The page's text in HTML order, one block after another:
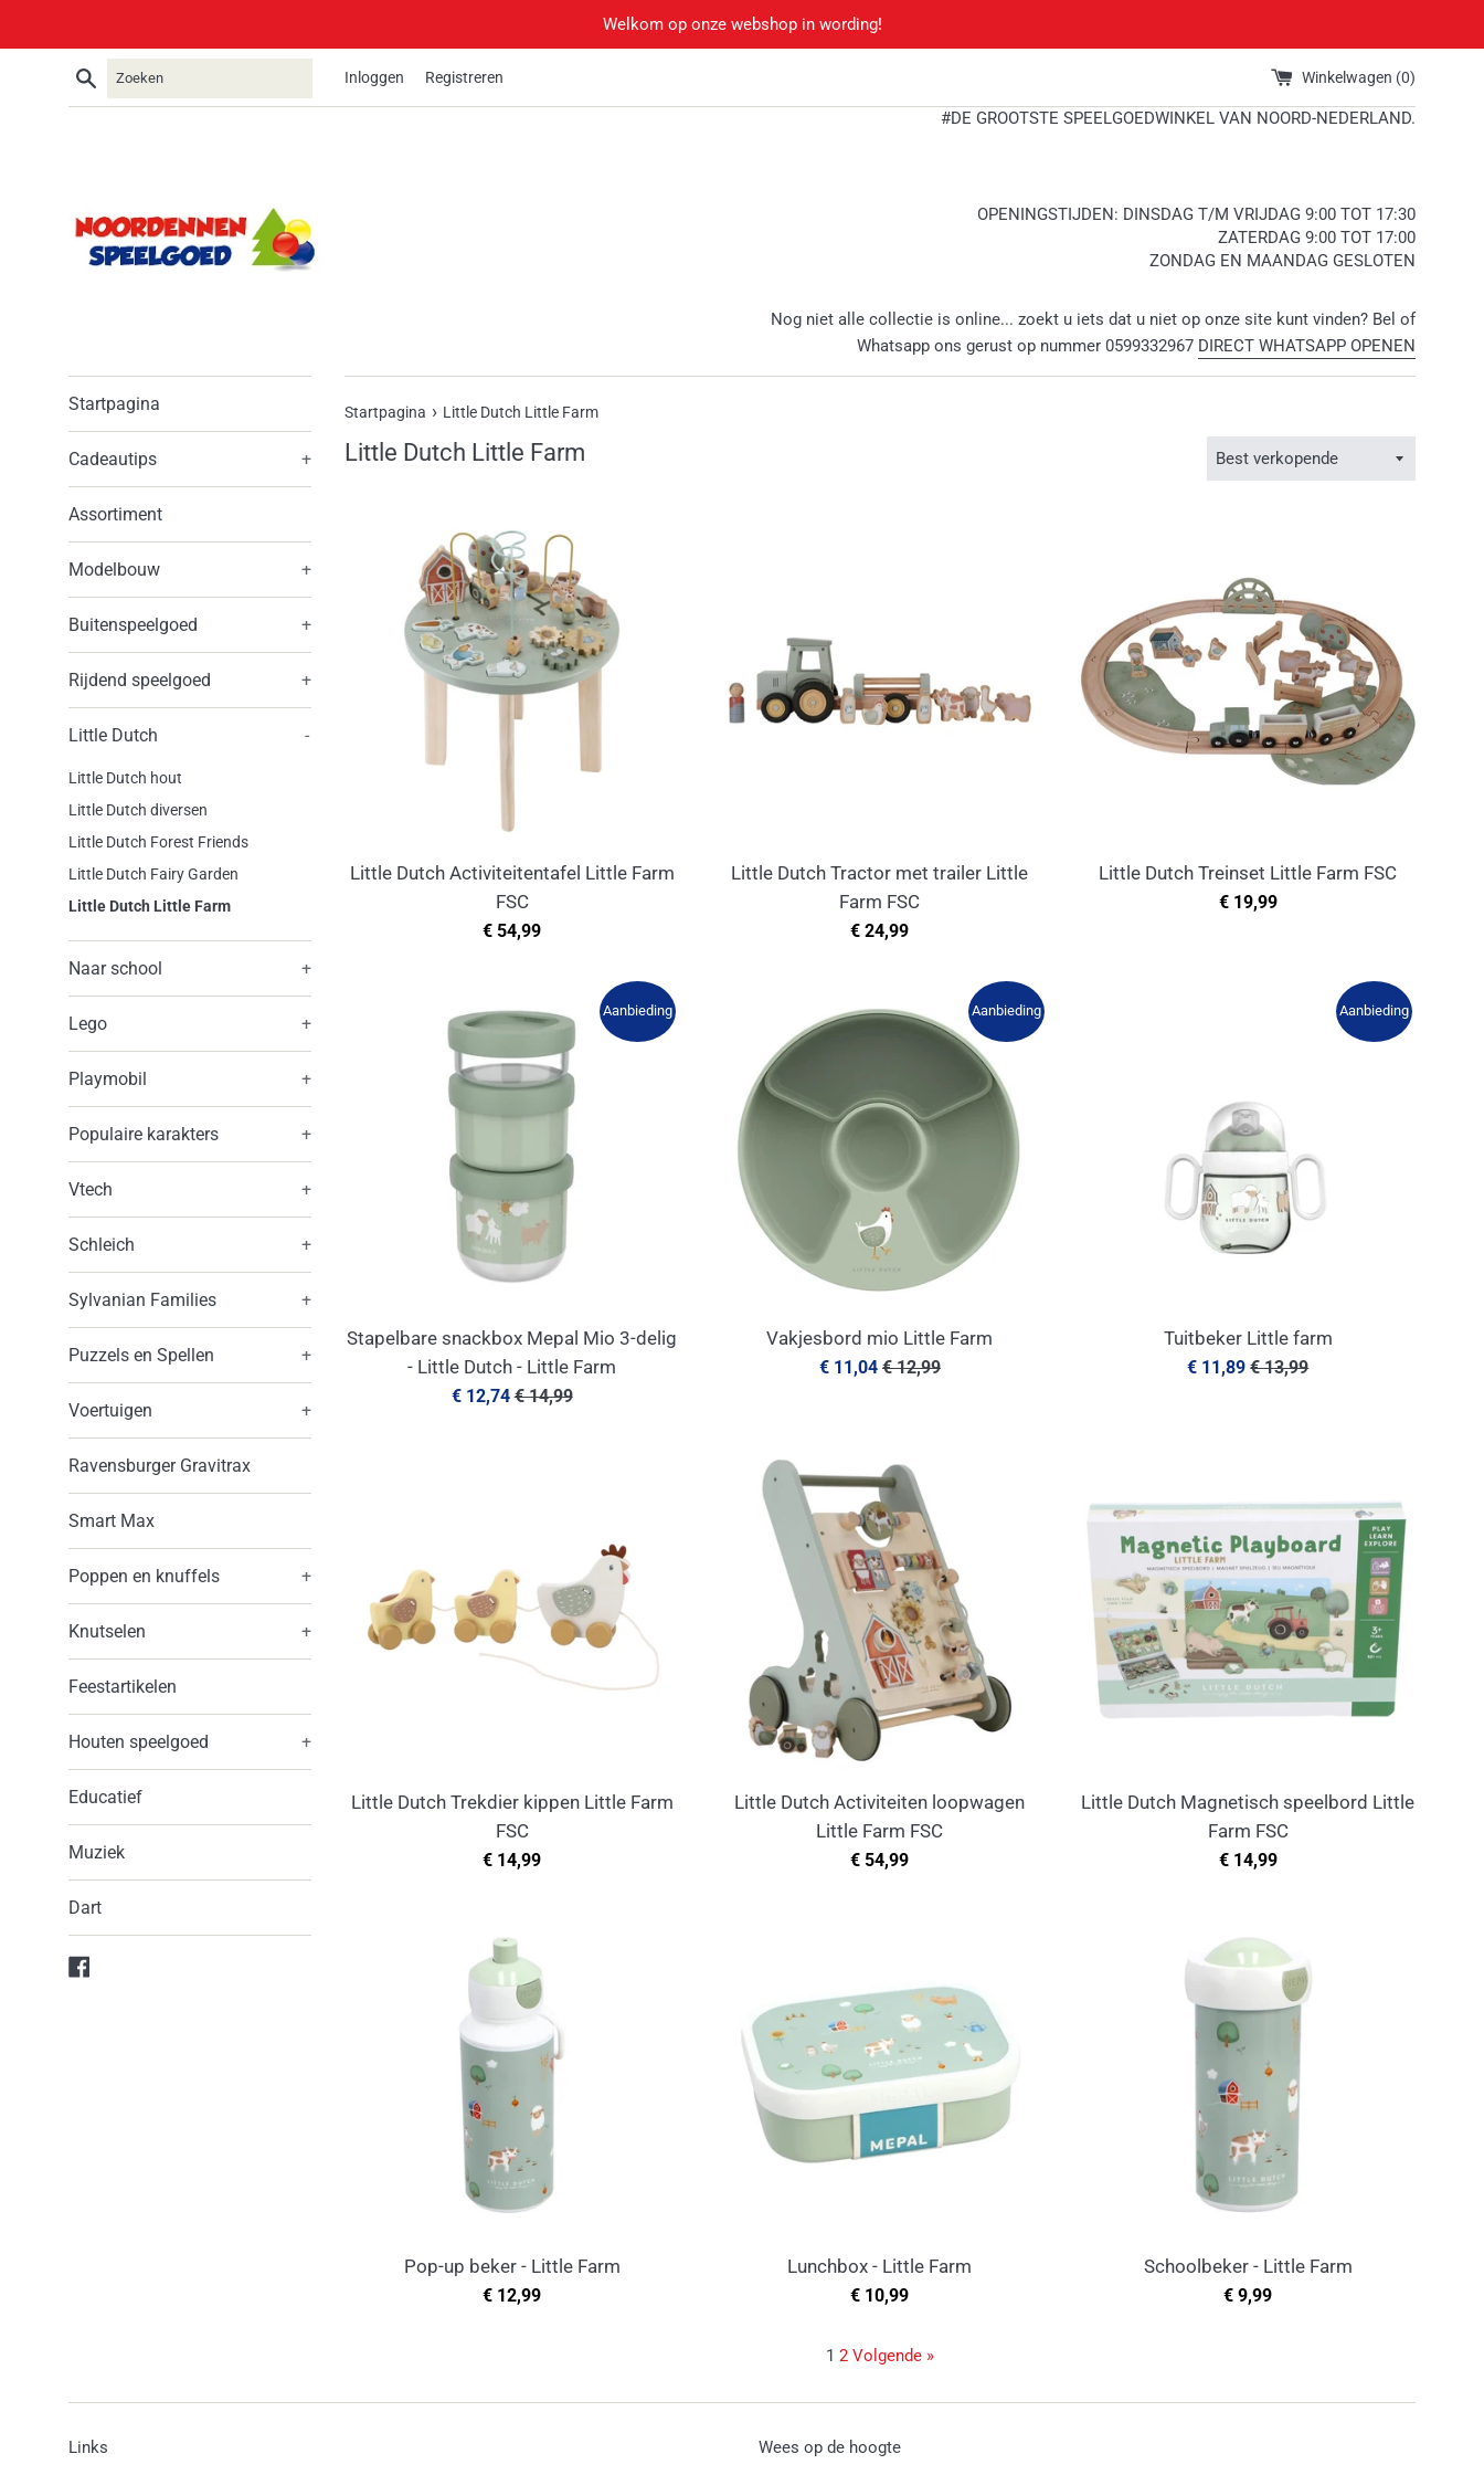
Welkom op onze webshop in wording!
Zoeken Inloggen Registreren Winkelwagen (0)
#DE GROOTSTE SPEELGOEDWINKEL VAN NOORD-NEDERLAND.
OPENINGSTIJDEN: DINSDAG T/M VRIJDAG 9:00 TOT 17:30
ZATERDAG 9:00 TOT 17:00
ZONDAG EN MAANDAG GESLOTEN
Nog niet alle collectie is online... zoekt u iets dat u niet op onze site kunt vinden? Bel of
Whatsapp ons gerust op nummer 0599332967 DIRECT WHATSAPP OPENEN
Startpagina
Cadeautips +
Assortiment
Modelbouw +
Buitenspeelgoed +
Rijdend speelgoed +
Little Dutch -
Little Dutch hout
Little Dutch diversen
Little Dutch Forest Friends
Little Dutch Fairy Garden
Little Dutch Little Farm
Naar school +
Lego +
Playmobil +
Populaire karakters +
Vtech +
Schleich +
Sylvanian Families +
Puzzels en Spellen +
Voertuigen +
Ravensburger Gravitrax
Smart Max
Poppen en knuffels +
Knutselen +
Feestartikelen
Houten speelgoed +
Educatief
Muziek
Dart
Startpagina › Little Dutch Little Farm
Little Dutch Little Farm
Sorteer
op
Little Dutch Activiteitentafel Little Farm
FSC
Normale
€ 54,99
Little Dutch Tractor met trailer Little
Farm FSC
Normale
€ 24,99
Little Dutch Treinset Little Farm FSC
Normale
€ 19,99
Stapelbare snackbox Mepal Mio 3-delig
- Little Dutch - Little Farm
Aanbiedingsprijs
€ 12,74Normale
€ 14,99
Aanbieding
Vakjesbord mio Little Farm
Aanbiedingsprijs
€ 11,04 Normale
€ 12,99
Aanbieding
Tuitbeker Little farm
Aanbiedingsprijs
€ 11,89Normale
€ 13,99
Aanbieding
Little Dutch Trekdier kippen Little Farm
FSC
Normale
€ 14,99
Little Dutch Activiteiten loopwagen
Little Farm FSC
Normale
€ 54,99
Little Dutch Magnetisch speelbord Little
Farm FSC
Normale
€ 14,99
Pop-up beker - Little Farm
Normale
€ 12,99
Lunchbox - Little Farm
Normale
€ 10,99
Schoolbeker - Little Farm
Normale
€ 9,99
1 2 Volgende »
Links Wees op de hoogte